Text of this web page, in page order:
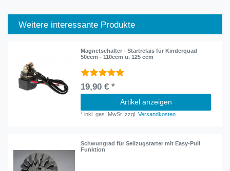
Weitere interessante Produkte
Magnetschalter - Startrelais für Kinderquad
50ccm - 110ccm u. 125 ccm
19,90 € *
Artikel anzeigen
*inkl. ges. MwSt. zzgl.Versandkosten
Schwungrad für Seilzugstarter mit Easy-Pull
Funktion